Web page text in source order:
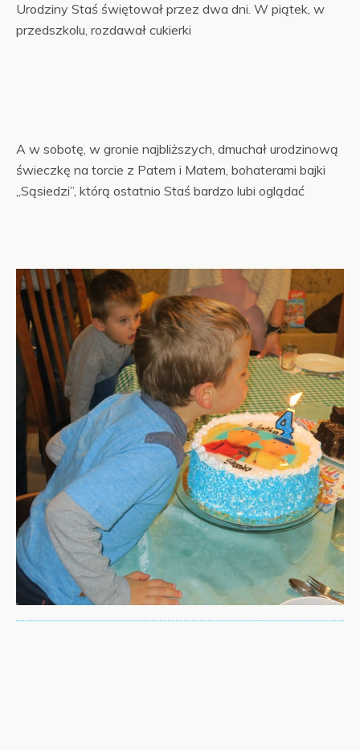
Urodziny Staś świętował przez dwa dni. W piątek, w
przedszkolu, rozdawał cukierki
A w sobotę, w gronie najbliższych, dmuchał urodzinową
świeczkę na torcie z Patem i Matem, bohaterami bajki
„Sąsiedzi”, którą ostatnio Staś bardzo lubi oglądać